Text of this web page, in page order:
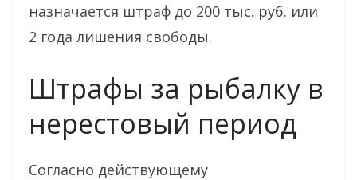
назначается штраф до 200 тыс. руб. или
2 года лишения свободы.
Штрафы за рыбалку в
нерестовый период
Согласно действующему